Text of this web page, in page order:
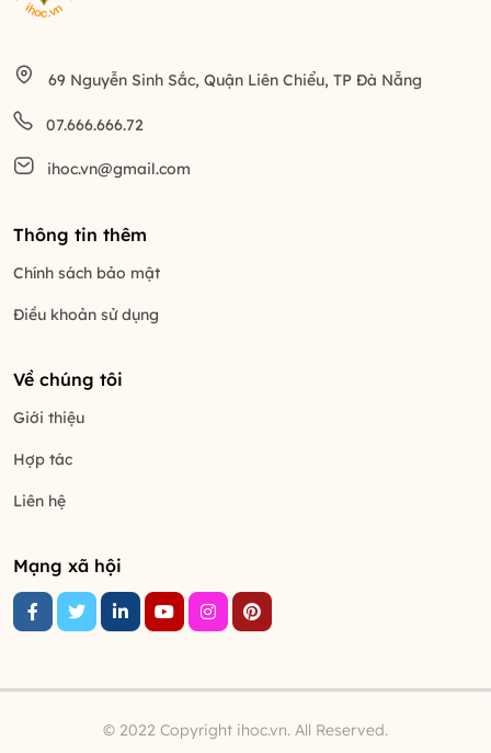
69 Nguyễn Sinh Sắc, Quận Liên Chiểu, TP Đà Nẵng
07.666.666.72
ihoc.vn@gmail.com
Thông tin thêm
Chính sách bảo mật
Điều khoản sử dụng
Về chúng tôi
Giới thiệu
Hợp tác
Liên hệ
Mạng xã hội
© 2022 Copyright ihoc.vn. All Reserved.